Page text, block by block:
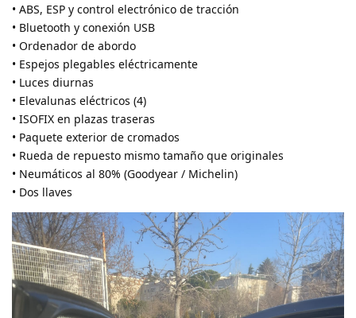
• ABS, ESP y control electrónico de tracción
• Bluetooth y conexión USB
• Ordenador de abordo
• Espejos plegables eléctricamente
• Luces diurnas
• Elevalunas eléctricos (4)
• ISOFIX en plazas traseras
• Paquete exterior de cromados
• Rueda de repuesto mismo tamaño que originales
• Neumáticos al 80% (Goodyear / Michelin)
• Dos llaves